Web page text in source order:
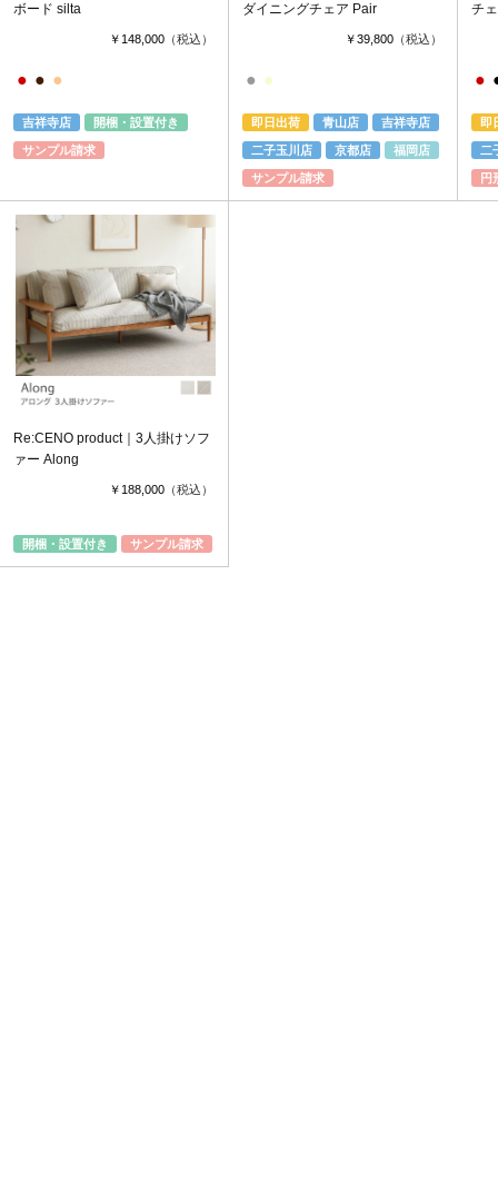
ボード silta
￥148,000 （税込）
● ● ●
吉祥寺店 開梱・設置付き
サンプル請求
ダイニングチェア Pair
￥39,800 （税込）
● ●
即日出荷 青山店 吉祥寺店
二子玉川店 京都店 福岡店
サンプル請求
チ
●
即
二
円
Re:CENO product｜3人掛けソフ
ァー Along
￥188,000 （税込）
開梱・設置付き サンプル請求